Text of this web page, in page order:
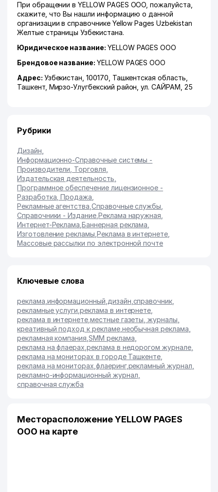
При обращении в YELLOW PAGES ООО, пожалуйста,
скажите, что Вы нашли информацию о данной
организации в справочнике Yellow Pages Uzbekistan
Желтые страницы Узбекистана.
Юридическое название: YELLOW PAGES ООО
Брендовое название: YELLOW PAGES ООО
Адрес: Узбекистан, 100170, Ташкентская область
Ташкент, Мирзо-Улугбекский район ,ул. САЙРАМ , 25
Рубрики
Дизайн
Информационно-Справочные системы -
Производители, Торговля
Издательская деятельность
Программное обеспечение лицензионное -
Разработка, Продажа
Рекламные агентства ,Справочные службы
Справочники - Издание, Реклама наружная
Интернет-Реклама ,Баннерная реклама
Изготовление рекламы Реклама в интернете
Массовые рассылки по электронной почте
Ключевые слова
реклама информационный дизайн справочник
рекламные услуги ,реклама в интернете
реклама в интернете ,местные газеты, журналы
креативный подход к рекламе, необычная реклама
рекламная компания SMM реклама
реклама на флаерах ,реклама в недорогом журнале,
реклама на мониторах в городе Ташкенте
реклама на мониторах флаеринг,рекламный журнал
рекламно-информационный журнал
справочная служба
Месторасположение YELLOW PAGES
ООО на карте